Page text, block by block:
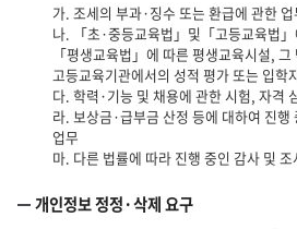
가. 조세의 부과·징수 또는 환급에 관한 업
나. 「초·중등교육법」및「고등교육법
「평생교육법」에 따른 평생교육시설,
고등교육기관에서의 성적 평가 또는 입학
다. 학력·기능 및 채용에 관한 시험, 자격
라. 보상금·급부금 산정 등에 대하여 진
업무
마. 다른 법률에 따라 진행 중인 감사 및
개인정보 정정·삭제 요구